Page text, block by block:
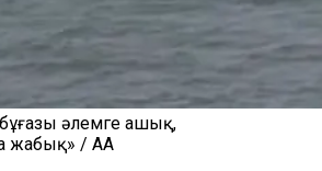
әлемге ашық,
жабық» / AA